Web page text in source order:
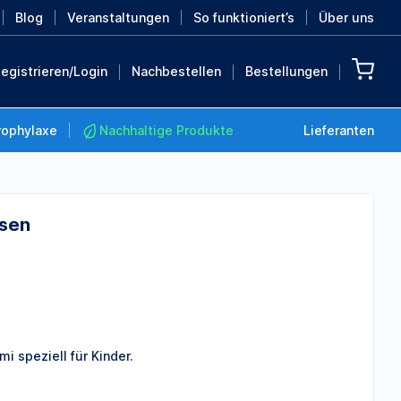
Blog Veranstaltungen So funktioniert’s Über uns
Login Nachbestellen Bestellungen
Nachhaltige Produkte Lieferanten
MEHR ENTDECKEN
speziell für Kinder.